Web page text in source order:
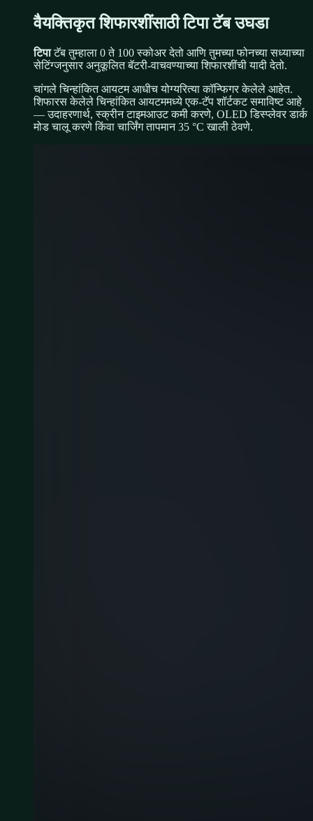
वैयक्तिकृत शिफारशींसाठी टिपा टॅब उघडा
टिपाटॅब तुम्हाला 0 ते 100 स्कोअर देतो आणि तुमच्या फोनच्या सध्याच्या
सेटिंग्जनुसार अनुकूलित बॅटरी-वाचवण्याच्या शिफारशींची यादी देतो.
चांगले चिन्हांकित आयटम आधीच योग्यरित्या कॉन्फिगर केलेले आहेत.
शिफारस केलेले चिन्हांकित आयटममध्ये एक-टॅप शॉर्टकट समाविष्ट आहे
— उदाहरणार्थ, स्क्रीन टाइमआउट कमी करणे, OLED डिस्प्लेवर डार्क
मोड चालू करणे किंवा चार्जिंग तापमान 35 °C खाली ठेवणे.